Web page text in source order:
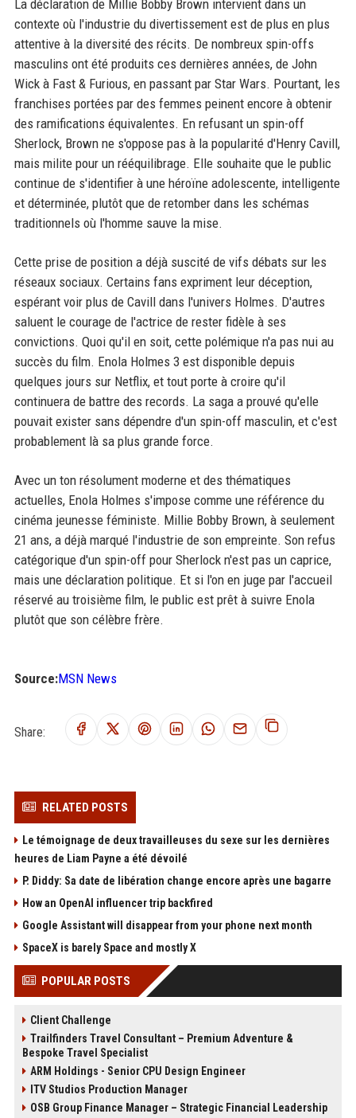
La déclaration de Millie Bobby Brown intervient dans un
contexte où l'industrie du divertissement est de plus en plus
attentive à la diversité des récits. De nombreux spin-offs
masculins ont été produits ces dernières années, de John
Wick à Fast & Furious, en passant par Star Wars. Pourtant, les
franchises portées par des femmes peinent encore à obtenir
des ramifications équivalentes. En refusant un spin-off
Sherlock, Brown ne s'oppose pas à la popularité d'Henry Cavill,
mais milite pour un rééquilibrage. Elle souhaite que le public
continue de s'identifier à une héroïne adolescente, intelligente
et déterminée, plutôt que de retomber dans les schémas
traditionnels où l'homme sauve la mise.
Cette prise de position a déjà suscité de vifs débats sur les
réseaux sociaux. Certains fans expriment leur déception,
espérant voir plus de Cavill dans l'univers Holmes. D'autres
saluent le courage de l'actrice de rester fidèle à ses
convictions. Quoi qu'il en soit, cette polémique n'a pas nui au
succès du film. Enola Holmes 3 est disponible depuis
quelques jours sur Netflix, et tout porte à croire qu'il
continuera de battre des records. La saga a prouvé qu'elle
pouvait exister sans dépendre d'un spin-off masculin, et c'est
probablement là sa plus grande force.
Avec un ton résolument moderne et des thématiques
actuelles, Enola Holmes s'impose comme une référence du
cinéma jeunesse féministe. Millie Bobby Brown, à seulement
21 ans, a déjà marqué l'industrie de son empreinte. Son refus
catégorique d'un spin-off pour Sherlock n'est pas un caprice,
mais une déclaration politique. Et si l'on en juge par l'accueil
réservé au troisième film, le public est prêt à suivre Enola
plutôt que son célèbre frère.
Source:MSN News
Share:
RELATED POSTS
Le témoignage de deux travailleuses du sexe sur les dernières
heures de Liam Payne a été dévoilé
P. Diddy: Sa date de libération change encore après une bagarre
How an OpenAI influencer trip backfired
Google Assistant will disappear from your phone next month
SpaceX is barely Space and mostly X
POPULAR POSTS
Client Challenge
Trailfinders Travel Consultant – Premium Adventure &
Bespoke Travel Specialist
ARM Holdings - Senior CPU Design Engineer
ITV Studios Production Manager
OSB Group Finance Manager – Strategic Financial Leadership